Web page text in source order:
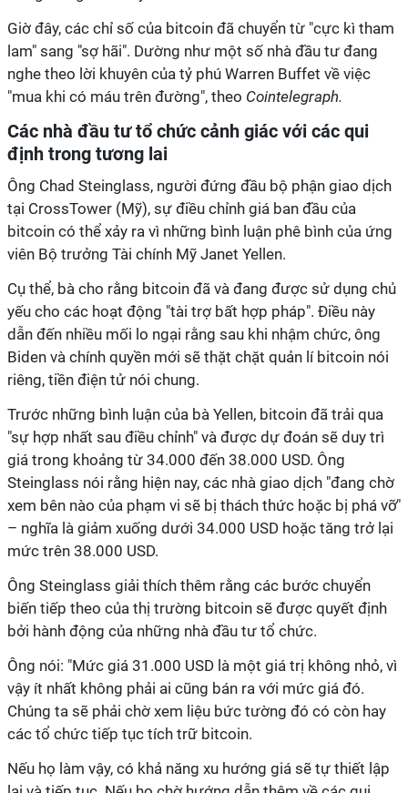
Giờ đây, các chỉ số của bitcoin đã chuyển từ "cực kì tham
lam" sang "sợ hãi". Dường như một số nhà đầu tư đang
nghe theo lời khuyên của tỷ phú Warren Buffet về việc
"mua khi có máu trên đường", theo Cointelegraph.
Các nhà đầu tư tổ chức cảnh giác với các qui
định trong tương lai
Ông Chad Steinglass, người đứng đầu bộ phận giao dịch
tại CrossTower (Mỹ), sự điều chỉnh giá ban đầu của
bitcoin có thể xảy ra vì những bình luận phê bình của ứng
viên Bộ trưởng Tài chính Mỹ Janet Yellen.
Cụ thể, bà cho rằng bitcoin đã và đang được sử dụng chủ
yếu cho các hoạt động "tài trợ bất hợp pháp". Điều này
dẫn đến nhiều mối lo ngại rằng sau khi nhậm chức, ông
Biden và chính quyền mới sẽ thặt chặt quản lí bitcoin nói
riêng, tiền điện tử nói chung.
Trước những bình luận của bà Yellen, bitcoin đã trải qua
"sự hợp nhất sau điều chỉnh" và được dự đoán sẽ duy trì
giá trong khoảng từ 34.000 đến 38.000 USD. Ông
Steinglass nói rằng hiện nay, các nhà giao dịch "đang chờ
xem bên nào của phạm vi sẽ bị thách thức hoặc bị phá vỡ"
– nghĩa là giảm xuống dưới 34.000 USD hoặc tăng trở lại
mức trên 38.000 USD.
Ông Steinglass giải thích thêm rằng các bước chuyển
biến tiếp theo của thị trường bitcoin sẽ được quyết định
bởi hành động của những nhà đầu tư tổ chức.
Ông nói: "Mức giá 31.000 USD là một giá trị không nhỏ, vì
vậy ít nhất không phải ai cũng bán ra với mức giá đó.
Chúng ta sẽ phải chờ xem liệu bức tường đó có còn hay
các tổ chức tiếp tục tích trữ bitcoin.
Nếu họ làm vậy, có khả năng xu hướng giá sẽ tự thiết lập